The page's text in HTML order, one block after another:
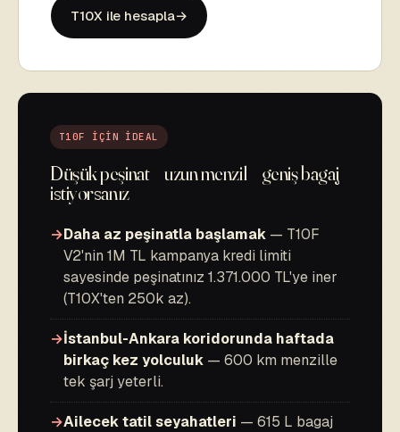
T10X ile hesapla
T10F İÇİN İDEAL
Düşük peşinat + uzun menzil + geniş bagaj
istiyorsanız
→Daha az peşinatla başlamak — T10F
V2'nin 1M TL kampanya kredi limiti
sayesinde peşinatınız 1.371.000 TL'ye iner
(T10X'ten 250k az).
→İstanbul-Ankara koridorunda haftada
birkaç kez yolculuk — 600 km menzille
tek şarj yeterli.
→Ailecek tatil seyahatleri — 615 L bagaj